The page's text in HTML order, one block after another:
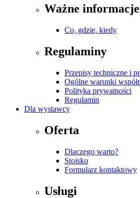
Ważne informacje
Co, gdzie, kiedy
Regulaminy
Przepisy techniczne i
Ogólne warunki
Polityka prywatności
Regulamin
Dla wystawcy
Oferta
Dlaczego warto?
Stoisko
Formularz kontaktowy
Usługi